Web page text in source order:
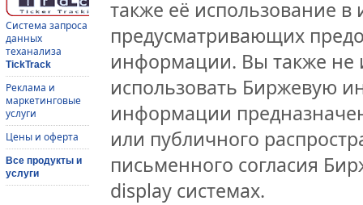
Система запроса
данных
теханализа
TickTrack
Реклама и
маркетинговые
услуги
Цены и оферта
Все продукты и
услуги
также её использование
предусматривающих
информации. Вы также не
использовать Биржевую
информации
или публичного
письменного согласия
display системах.